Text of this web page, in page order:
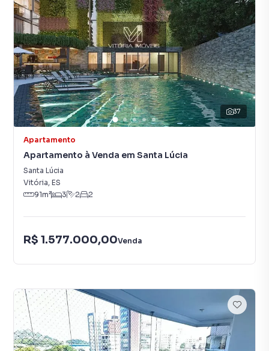
37
Apartamento
Apartamento à Venda em Santa Lúcia
Santa Lúcia
Vitória, ES
91m² 3 2 2
R$ 1.577.000,00Venda